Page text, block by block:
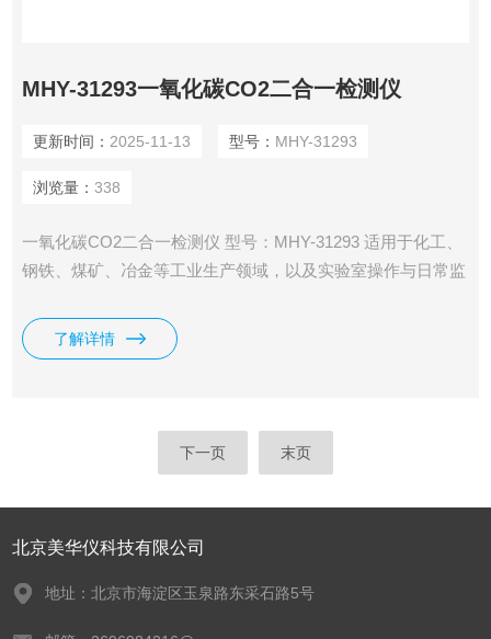
MHY-31293一氧化碳CO2二合一检测仪
更新时间： 2025-11-13 型号： MHY-31293
浏览量： 338
一氧化碳CO2二合一检测仪 型号：MHY-31293 适用于化工、
钢铁、煤矿、冶金等工业生产领域，以及实验室操作与日常监
了解详情
下一页 末页
北京美华仪科技有限公司
地址：北京市海淀区玉泉路东采石路5号